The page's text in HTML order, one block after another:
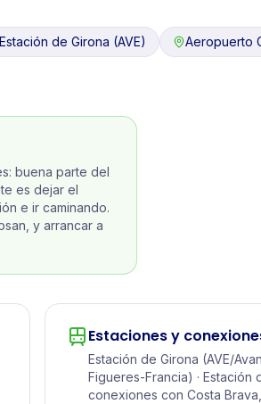
Estación de Girona (AVE) Aeropuerto
buena parte del
es dejar el
e ir caminando.
y arrancar a
Estaciones y
Estación de Girona (AVE/
Figueres-Francia) ·
conexiones con Costa